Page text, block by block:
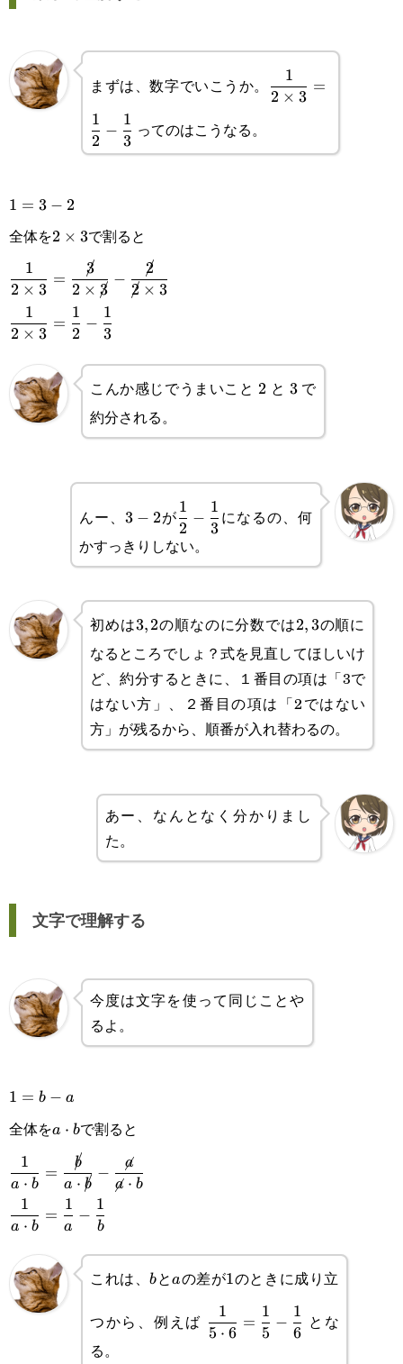
まずは、数字でいこうか。
2 × 3
1
=
2
1
−
3
1 ってのはこうなる。
\displaystyle
1=3-2
1 = 3 − 2
全体を2\times3
2 × 3で割ると
\displaystyle \frac{1}
{2\times3}=\frac{\cancel{3}}
{2\times\cancel{3}}-
\frac{\cancel{2}}
{\cancel{2}\times3}
2 × 3
1
=
2 × 3
3
−
2 × 3
2
\displaystyle
\frac{1}
{2\times3}=\frac{1}
{2}-\frac{1}{3}
2 × 3
1
=
2
1
−
3
1
こんか感じでうまいこと 2
2 と 3
3で
約分される。
んー、
2
3 − 2が\displaystyle\frac{1}
{2}-\frac{1}{3}
2
1
−
3
1 になるの、何
かすっきりしない。
初めは3,2
3,2の順なのに分数では2,3
2,3の順に
なるところでしょ？式を見直してほしいけ
ど、約分するときに、１番目の項は「3で
はない方」、２番目の項は「2ではない
方」が残るから、順番が入れ替わるの。
あー、なんとなく分かりまし
た。
文字で理解する
今度は文字を使って同じことや
るよ。
1=b-
a
1 = b − a
全体をa\cdot
a ⋅ bで割ると
\displaystyle\frac{1}
{a\cdot
b}=\frac{\cancel{b}}
{a\cdot \cancel{b}}-
\frac{\cancel{a}}
{\cancel{a}\cdot b}
a ⋅ b
1
=
a ⋅ b
b
−
a ⋅ b
a
\displaystyle\frac{1}
{a\cdot b}=\frac{1}
{a}-\frac{1}{b}
a ⋅ b
1
=
a
1
−
b
1
これは、b
bとa
aの差が1
1のときに成り立
つから、例えば
\displaystyle\frac{1}
{5\cdot6}=\frac{1}
5 ⋅ 6
1
=
5
1
−
6
1 とな
る。